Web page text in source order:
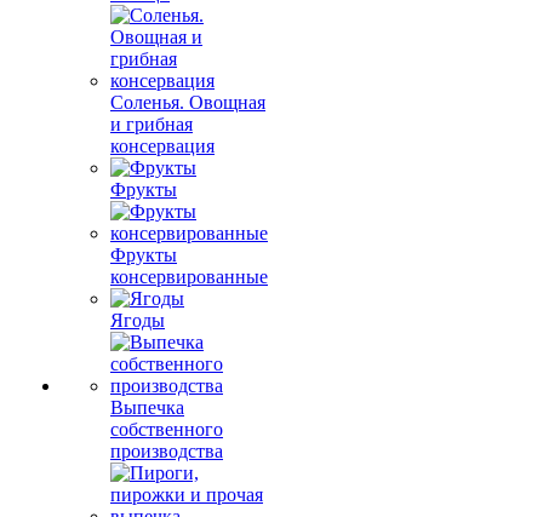
Соленья. Овощная
и грибная
консервация
Фрукты
Фрукты
консервированные
Ягоды
Выпечка
собственного
производства